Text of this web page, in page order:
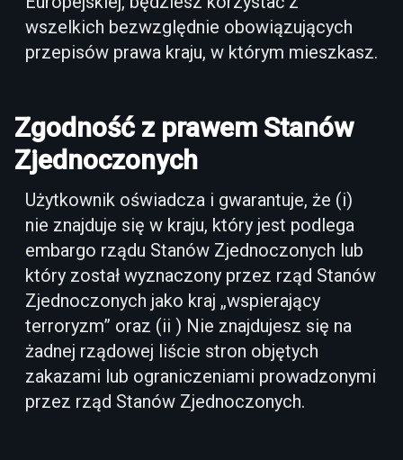
wszelkich bezwzględnie obowiązujących
przepisów prawa kraju, w którym mieszkasz.
Zgodność z prawem Stanów
Zjednoczonych
Użytkownik oświadcza i gwarantuje, że (i)
nie znajduje się w kraju, który jest podlega
embargo rządu Stanów Zjednoczonych lub
który został wyznaczony przez rząd Stanów
Zjednoczonych jako kraj „wspierający
terroryzm” oraz (ii ) Nie znajdujesz się na
żadnej rządowej liście stron objętych
zakazami lub ograniczeniami prowadzonymi
przez rząd Stanów Zjednoczonych.